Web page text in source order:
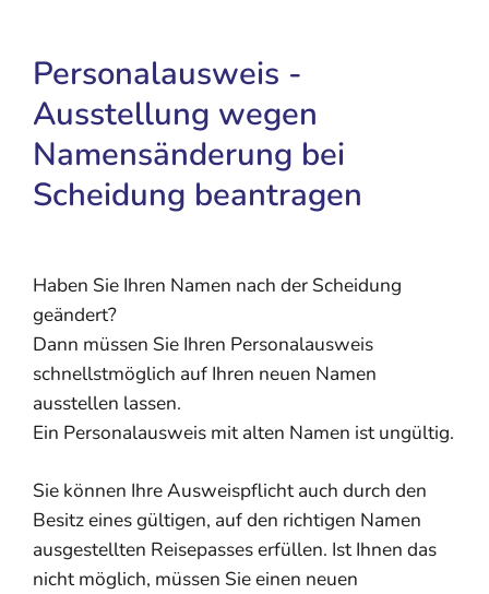
Personalausweis -
Ausstellung wegen
Namensänderung bei
Scheidung beantragen
Haben Sie Ihren Namen nach der Scheidung
geändert?
Dann müssen Sie Ihren Personalausweis
schnellstmöglich auf Ihren neuen Namen
ausstellen lassen.
Ein Personalausweis mit alten Namen ist ungültig.
Sie können Ihre Ausweispflicht auch durch den
Besitz eines gültigen, auf den richtigen Namen
ausgestellten Reisepasses erfüllen. Ist Ihnen das
nicht möglich, müssen Sie einen neuen